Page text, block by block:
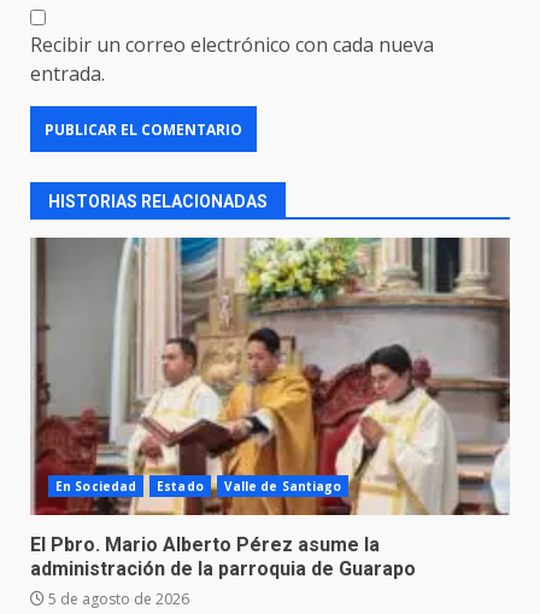
Recibir un correo electrónico con cada nueva
entrada.
HISTORIAS RELACIONADAS
En Sociedad Estado Valle de Santiago
El Pbro. Mario Alberto Pérez asume la
administración de la parroquia de Guarapo
5 de agosto de 2026